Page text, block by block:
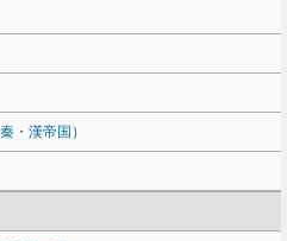
・漢帝国）